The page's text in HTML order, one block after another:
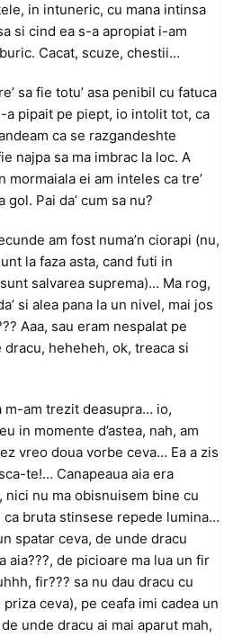
in intuneric, cu mana intinsa
si cind ea s-a apropiat i-am
Cacat, scuze, chestii…
sa fie totu’ asa penibil cu fatuca
a pipait pe piept, io intolit tot, ca
ca se razgandeshte
najpa sa ma imbrac la loc. A
mormaiala ei am inteles ca tre’
gol. Pai da’ cum sa nu?
am fost numa’n ciorapi (nu,
la faza asta, cand futi in
salvarea suprema)… Ma rog,
si alea pana la un nivel, mai jos
Aaa, sau eram nespalat pe
heheheh, ok, treaca si
m-am trezit deasupra… io,
in momente d’astea, nah, am
vreo doua vorbe ceva… Ea a zis
te!… Canapeaua aia era
nici nu ma obisnuisem bine cu
ca bruta stinsese repede lumina…
spatar ceva, de unde dracu
aia???, de picioare ma lua un fir
fir??? sa nu dau dracu cu
ceva), pe ceafa imi cadea un
unde dracu ai mai aparut mah,